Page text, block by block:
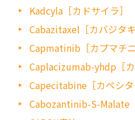
Kadcyla［カドサイラ］
Cabazitaxel［カバジタキ
Capmatinib［カプマチニ
Caplacizumab-yhdp［カ
Capecitabine［カペシタ
Cabozantinib-S-Malate